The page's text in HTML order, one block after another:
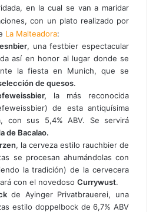
en la cual se van a maridar
con un plato realizado por
La Malteadora:
, una festbier espectacular
así en honor al lugar donde se
la fiesta en Munich, que se
de quesos.
la más reconocida
de esta antiquísima
con sus 5,4% ABV. Se servirá
de Bacalao.
, la cerveza estilo rauchbier de
se procesan ahumándolas con
la tradición) de la cervecera
con el novedoso Currywust.
de Ayinger Privatbrauerei, una
estilo doppelbock de 6,7% ABV